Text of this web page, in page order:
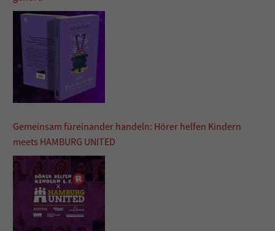
Gemeinsam füreinander handeln: Hörer helfen Kindern
meets HAMBURG UNITED